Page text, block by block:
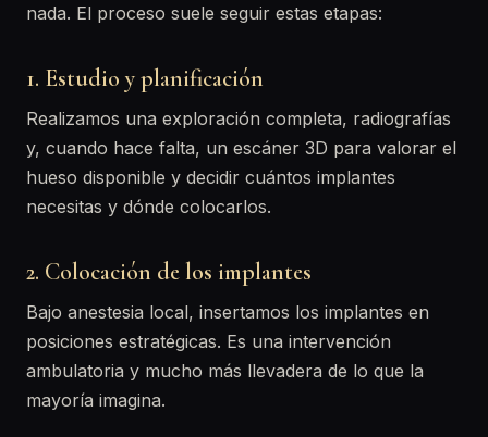
nada. El proceso suele seguir estas etapas:
1. Estudio y planificación
Realizamos una exploración completa, radiografías
y, cuando hace falta, un escáner 3D para valorar el
hueso disponible y decidir cuántos implantes
necesitas y dónde colocarlos.
2. Colocación de los implantes
Bajo anestesia local, insertamos los implantes en
posiciones estratégicas. Es una intervención
ambulatoria y mucho más llevadera de lo que la
mayoría imagina.